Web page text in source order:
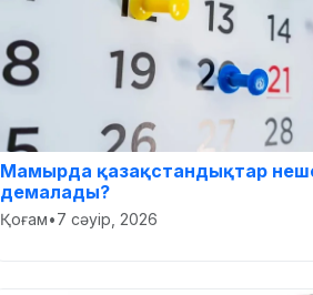
Мамырда қазақстандықтар
демалады?
Қоғам•7 сәуір, 2026